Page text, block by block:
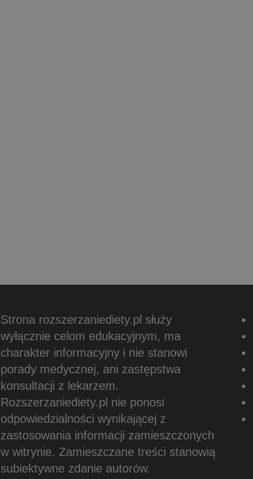
Strona rozszerzaniediety.pl służy
wyłącznie celom edukacyjnym, ma
charakter informacyjny i nie stanowi
porady medycznej, ani zastępstwa
konsultacji z lekarzem.
Rozszerzaniediety.pl nie ponosi
odpowiedzialności wynikającej z
zastosowania informacji zamieszczonych
w witrynie. Zamieszczane treści stanowią
subiektywne zdanie autorów.